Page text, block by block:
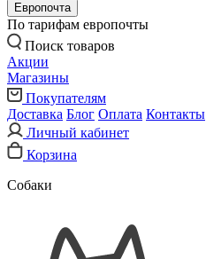
Европочта
По тарифам европочты
Поиск товаров
Акции
Магазины
Покупателям
Доставка Блог Оплата Контакты
Личный кабинет
Корзина
Собаки